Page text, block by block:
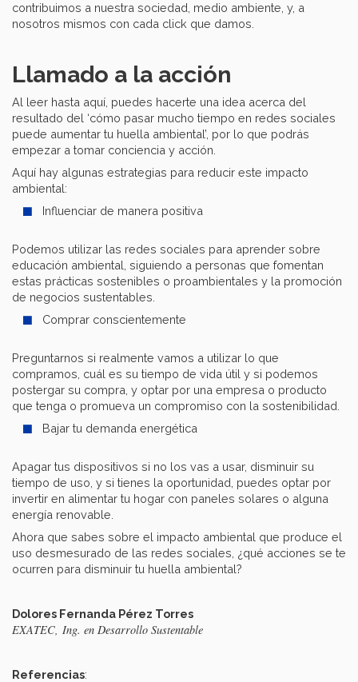
contribuimos a nuestra sociedad, medio ambiente, y, a
nosotros mismos con cada click que damos.
Llamado a la acción
Al leer hasta aquí, puedes hacerte una idea acerca del
resultado del ‘cómo pasar mucho tiempo en redes sociales
puede aumentar tu huella ambiental’, por lo que podrás
empezar a tomar conciencia y acción.
Aquí hay algunas estrategias para reducir este impacto
ambiental:
Influenciar de manera positiva
Podemos utilizar las redes sociales para aprender sobre
educación ambiental, siguiendo a personas que fomentan
estas prácticas sostenibles o proambientales y la promoción
de negocios sustentables.
Comprar conscientemente
Preguntarnos si realmente vamos a utilizar lo que
compramos, cuál es su tiempo de vida útil y si podemos
postergar su compra, y optar por una empresa o producto
que tenga o promueva un compromiso con la sostenibilidad.
Bajar tu demanda energética
Apagar tus dispositivos si no los vas a usar, disminuir su
tiempo de uso, y si tienes la oportunidad, puedes optar por
invertir en alimentar tu hogar con paneles solares o alguna
energía renovable.
Ahora que sabes sobre el impacto ambiental que produce el
uso desmesurado de las redes sociales, ¿qué acciones se te
ocurren para disminuir tu huella ambiental?
Dolores Fernanda Pérez Torres
EXATEC, Ing. en Desarrollo Sustentable
Referencias: